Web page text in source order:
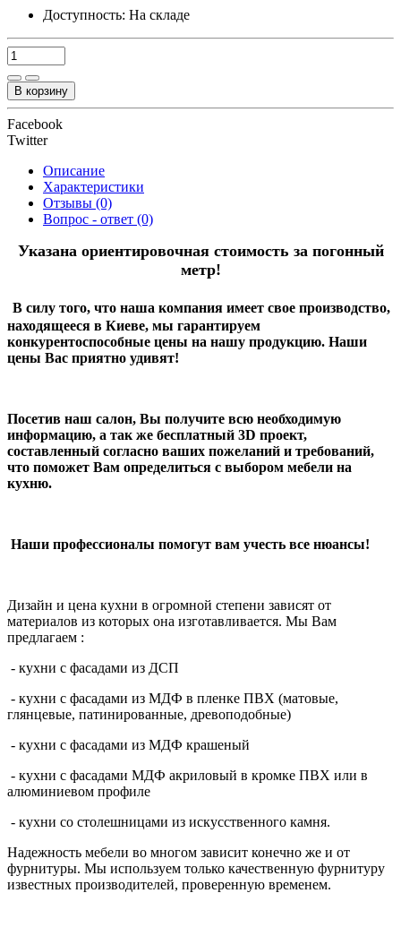
Доступность: На складе
В корзину
Facebook
Twitter
Описание
Характеристики
Отзывы (0)
Вопрос - ответ (0)
Указана ориентировочная стоимость за погонный
метр!
В силу того, что наша компания имеет свое производство,
находящееся в Киеве, мы гарантируем
конкурентоспособные цены на нашу продукцию. Наши
цены Вас приятно удивят!
Посетив наш салон, Вы получите всю необходимую
информацию, а так же бесплатный 3D проект,
составленный согласно ваших пожеланий и требований,
что поможет Вам определиться с выбором мебели на
кухню.
Наши профессионалы помогут вам учесть все нюансы!
Дизайн и цена кухни в огромной степени зависят от
материалов из которых она изготавливается. Мы Вам
предлагаем :
- кухни с фасадами из ДСП
- кухни с фасадами из МДФ в пленке ПВХ (матовые,
глянцевые, патинированные, древоподобные)
- кухни с фасадами из МДФ крашеный
- кухни с фасадами МДФ акриловый в кромке ПВХ или в
алюминиевом профиле
- кухни со столешницами из искусственного камня.
Надежность мебели во многом зависит конечно же и от
фурнитуры. Мы используем только качественную фурнитуру
известных производителей, проверенную временем.